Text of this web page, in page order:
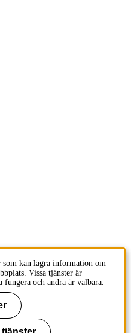
som kan lagra information om
Vissa tjänster är
fungera och andra är valbara.